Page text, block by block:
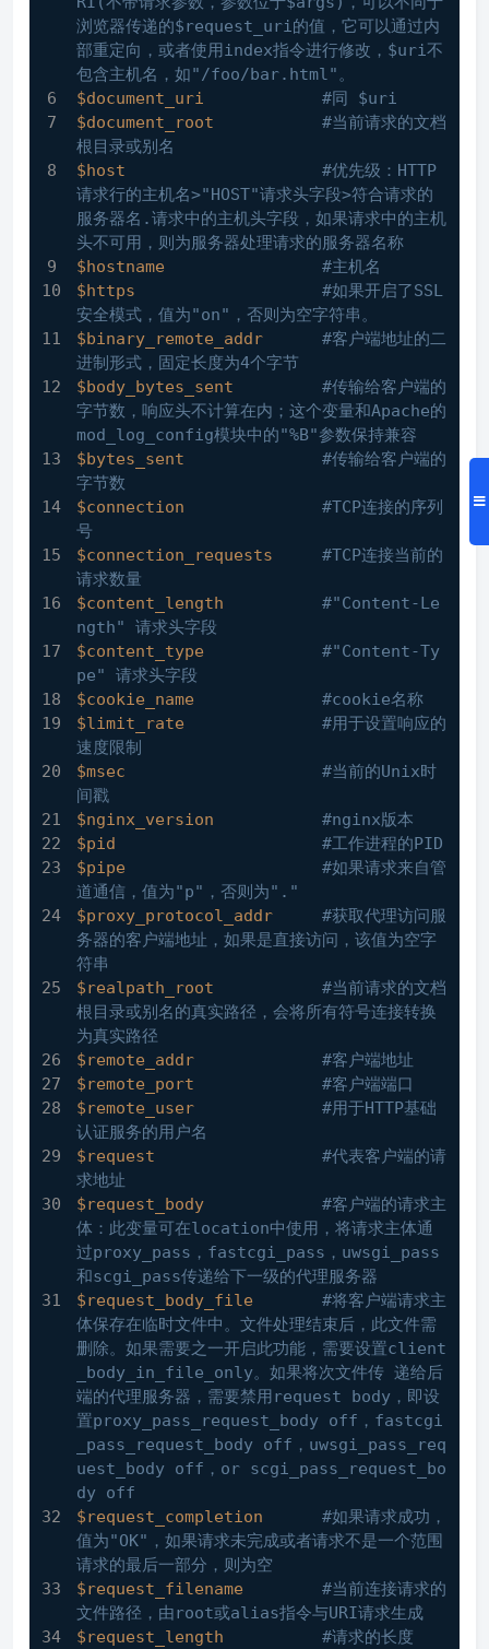
浏览器传递的$request_uri的值，它可以通过内
部重定向，或者使用index指令进行修改，$uri不
包含主机名，如"/foo/bar.html"。
$document_uri
#同 $uri
$document_root
#当前请求的文档
根目录或别名
$host
#优先级：HTTP
请求行的主机名>"HOST"请求头字段>符合请求的
服务器名.请求中的主机头字段，如果请求中的主机
头不可用，则为服务器处理请求的服务器名称
$hostname
#主机名
$https
#如果开启了SSL
安全模式，值为"on"，否则为空字符串。
$binary_remote_addr
#客户端地址的二
进制形式，固定长度为4个字节
$body_bytes_sent
#传输给客户端的
字节数，响应头不计算在内；这个变量和Apache的
mod_log_config模块中的"%B"参数保持兼容
$bytes_sent
#传输给客户端的
字节数
$connection
#TCP连接的序列
号
$connection_requests
#TCP连接当前的
请求数量
$content_length
#"Content-Le
ngth" 请求头字段
$content_type
#"Content-Ty
pe" 请求头字段
$cookie_name
#cookie名称
$limit_rate
#用于设置响应的
速度限制
$msec
#当前的Unix时
间戳
$nginx_version
#nginx版本
$pid
#工作进程的PID
$pipe
#如果请求来自管
道通信，值为"p"，否则为"."
$proxy_protocol_addr
#获取代理访问服
务器的客户端地址，如果是直接访问，该值为空字
符串
$realpath_root
#当前请求的文档
根目录或别名的真实路径，会将所有符号连接转换
为真实路径
$remote_addr
#客户端地址
$remote_port
#客户端端口
$remote_user
#用于HTTP基础
认证服务的用户名
$request
#代表客户端的请
求地址
$request_body
#客户端的请求主
体：此变量可在location中使用，将请求主体通
过proxy_pass，fastcgi_pass，uwsgi_pass
和scgi_pass传递给下一级的代理服务器
$request_body_file
#将客户端请求主
体保存在临时文件中。文件处理结束后，此文件需
删除。如果需要之一开启此功能，需要设置client
_body_in_file_only。如果将次文件传 递给后
端的代理服务器，需要禁用request body，即设
置proxy_pass_request_body off，fastcgi
_pass_request_body off，uwsgi_pass_req
uest_body off，or scgi_pass_request_bo
dy off
$request_completion
#如果请求成功，
值为"OK"，如果请求未完成或者请求不是一个范围
请求的最后一部分，则为空
$request_filename
#当前连接请求的
文件路径，由root或alias指令与URI请求生成
$request_length
#请求的长度